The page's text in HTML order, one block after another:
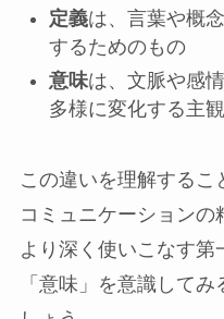
定義は、言葉や概
するためのもの
意味は、文脈や感
多様に変化する主
この違いを理解するこ
コミュニケーションの
より深く使いこなす第
「意味」を意識して